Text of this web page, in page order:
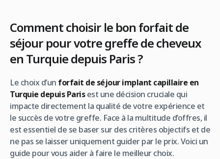
Comment choisir le bon forfait de
séjour pour votre greffe de cheveux
en Turquie depuis Paris ?
Le choix d’un forfait de séjour implant capillaire en
Turquie depuis Parisest une décision cruciale qui
impacte directement la qualité de votre expérience et
le succès de votre greffe. Face à la multitude d’offres, il
est essentiel de se baser sur des critères objectifs et de
ne pas se laisser uniquement guider par le prix. Voici un
guide pour vous aider à faire le meilleur choix.